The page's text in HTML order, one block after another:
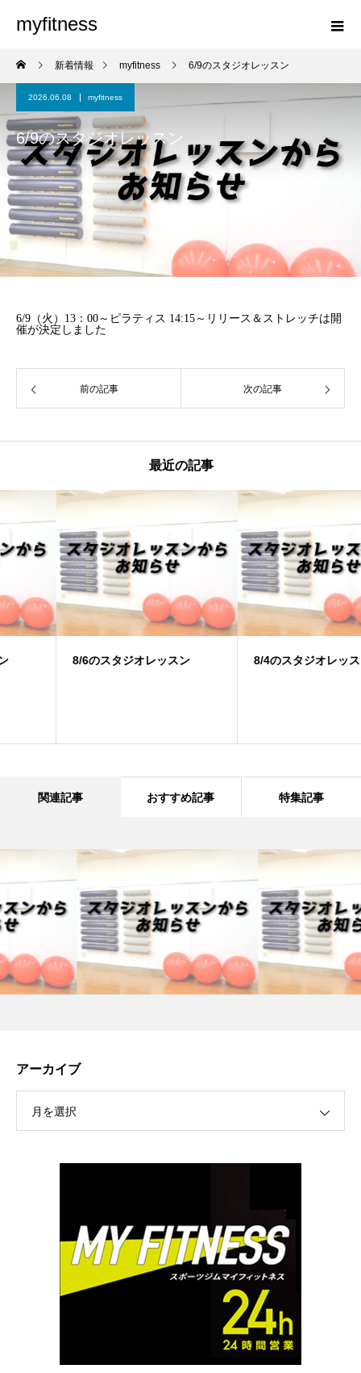
myfitness
新着情報 myfitness 6/9のスタジオレッスン
2026.06.08 myfitness
6/9のスタジオレッスン
6/9（火）13：00～ピラティス 14:15～リリース＆ストレッチは開
催が決定しました
前の記事 次の記事
最近の記事
8/6のスタジオレッスン 8/4のスタジオレッスン
関連記事 おすすめ記事 特集記事
アーカイブ
月を選択